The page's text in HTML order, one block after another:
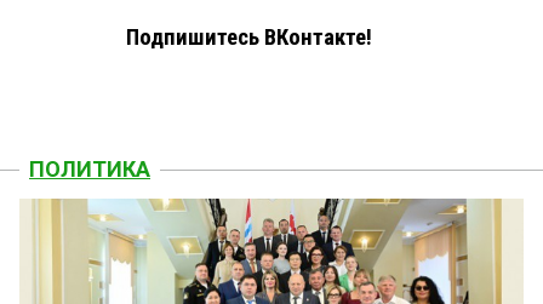
Подпишитесь ВКонтакте!
ПОЛИТИКА